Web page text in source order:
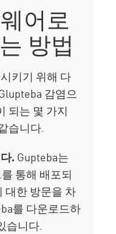
어로
방법
키기 위해 다
감염으
되는 몇 가지
습니다.
. Gupteba는
통해 배포되
대한 방문을 차
를 다운로드하
습니다.